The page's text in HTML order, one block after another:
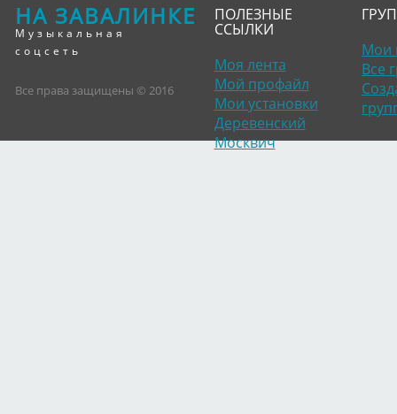
НА ЗАВАЛИНКЕ
Музыкальная
соцсеть
Все права защищены © 2016
ПОЛЕЗНЫЕ
ССЫЛКИ
Моя лента
Мой профайл
Мои установки
Деревенский
Москвич
Мои
Все